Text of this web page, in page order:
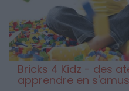
Bricks 4 Kidz - des
apprendre en